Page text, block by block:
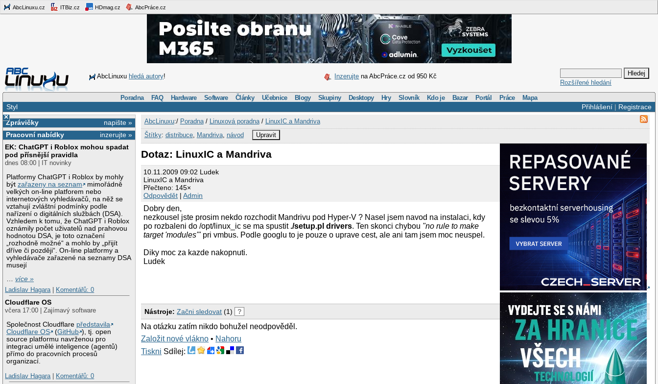
AbcLinuxu.cz ITBiz.cz HDmag.cz AbcPráce.cz
AbcLinuxu hledá autory! Inzerujte na AbcPráce.cz od 950 Kč
Rozšířené hledání
Poradna FAQ Hardware Software Články Učebnice Blogy Skupiny Desktopy Hry Slovník Kdo je Bazar Portál Práce Mapa
Přihlášení| Registrace
Styl
×
napište »
Zprávičky
inzerujte »
Pracovní nabídky
EK: ChatGPT i Roblox mohou spadat
pod přísnější pravidla
dnes 08:00 | IT novinky
Platformy ChatGPT i Roblox by mohly
býtzařazeny na seznam
mimořádně
velkých on-line platforem nebo
internetových vyhledávačů, na něž se
vztahují zvláštní podmínky podle
nařízení o digitálních službách (DSA).
Vzhledem k tomu, že ChatGPT i Roblox
oznámily počet uživatelů nad prahovou
hodnotou DSA, je toto označení
„rozhodně možné“ a mohlo by „přijít
dříve či později“. On-line platformy a
vyhledávače zařazené na seznamy DSA
musejí
…více »
Ladislav Hagara
Komentářů: 0
Cloudflare OS
včera 17:00 | Zajímavý software
Společnost Cloudflare představila
Cloudflare OS
(GitHub ), tj. open
source platformu navrženou pro
integraci umělé inteligence (agentů)
přímo do pracovních procesů
organizací.
Ladislav Hagara
Komentářů: 0
AbcLinuxu:/ Poradna/ Linuxová poradna/ LinuxIC a Mandriva
Štítky: distribuce, Mandriva, návod Upravit
Dotaz: LinuxIC a Mandriva
10.11.2009 09:02 Ludek
LinuxIC a Mandriva
Přečteno: 145×
Odpovědět |Admin
Dobry den,
nezkousel jste prosim nekdo rozchodit Mandrivu pod Hyper-V ? Nasel jsem navod na instalaci, kdy
po rozbaleni do /opt/linux_ic se ma spustit ./setup.pl drivers. Ten skonci chybou "no rule to make
target 'modules'"pri vmbus. Podle googlu to je pouze o uprave cest, ale ani tam jsem moc neuspel.
Diky moc za kazde nakopnuti.
Ludek
Nástroje: Začni sledovat (1) ?
Na otázku zatím nikdo bohužel neodpověděl.
Založit nové vlákno • Nahoru
Tiskni Sdílej: